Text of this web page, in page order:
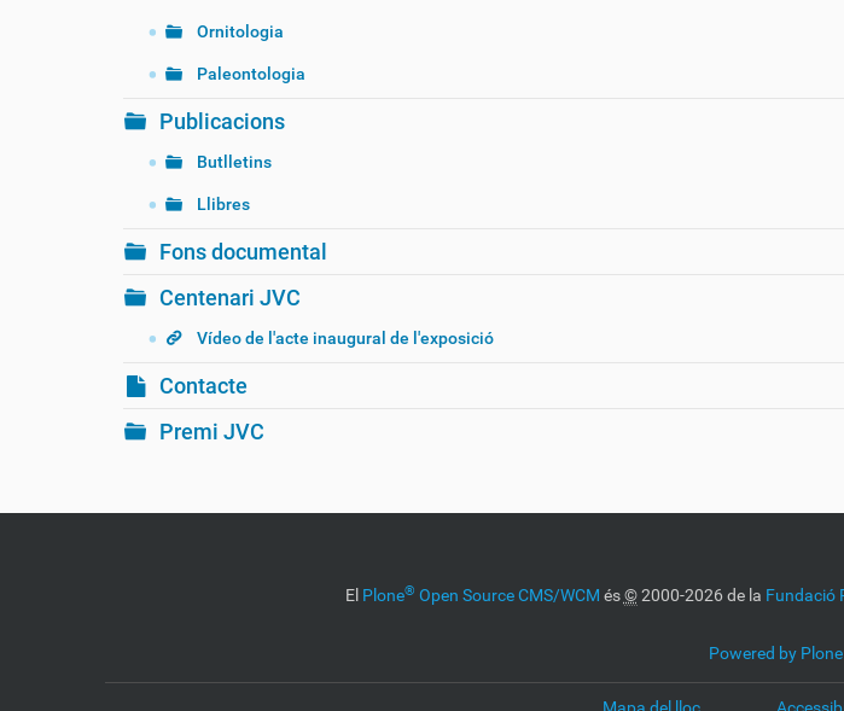
Ornitologia
Paleontologia
Publicacions
Butlletins
Llibres
Fons documental
Centenari JVC
Vídeo de l'acte inaugural de l'exposició
Contacte
Premi JVC
El Plone® Open Source CMS/WCM és©2000-2026 de la Fundació
Powered by